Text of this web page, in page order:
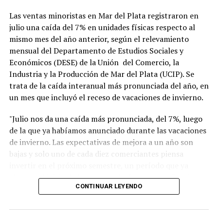
Las ventas minoristas en Mar del Plata registraron en
julio una caída del 7% en unidades físicas respecto al
mismo mes del año anterior, según el relevamiento
mensual del Departamento de Estudios Sociales y
Económicos (DESE) de la Unión del Comercio, la
Industria y la Producción de Mar del Plata (UCIP). Se
trata de la caída interanual más pronunciada del año, en
un mes que incluyó el receso de vacaciones de invierno.
"Julio nos da una caída más pronunciada, del 7%, luego
de la que ya habíamos anunciado durante las vacaciones
de invierno. Las expectativas de mejora a un año son
bajas y solo uno de cada diez comerciantes piensa
alcanza al inicio de la temporada de verano", afirmó
meses de caída en ventas y en rentabilidad. Solo 15 de
CONTINUAR LEYENDO